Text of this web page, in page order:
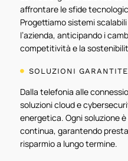
affrontare le sfide
Progettiamo sistemi
l’azienda, anticipando i
competitività e la
 SOLUZIONI GARANTITE
Dalla telefonia alle
soluzioni cloud e
energetica. Ogni soluzione
continua, garantendo
risparmio a lungo termine.